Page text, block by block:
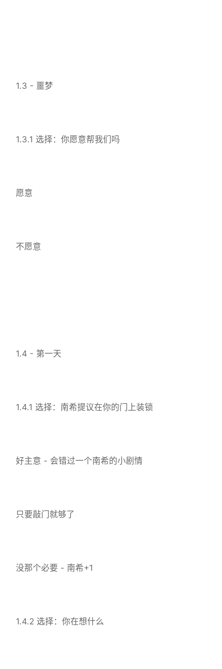
1.3 - 噩梦
1.3.1 选择：你愿意帮我们吗
愿意
不愿意
1.4 - 第一天
1.4.1 选择：南希提议在你的门上装锁
好主意 - 会错过一个南希的小剧情
只要敲门就够了
没那个必要 - 南希+1
1.4.2 选择：你在想什么